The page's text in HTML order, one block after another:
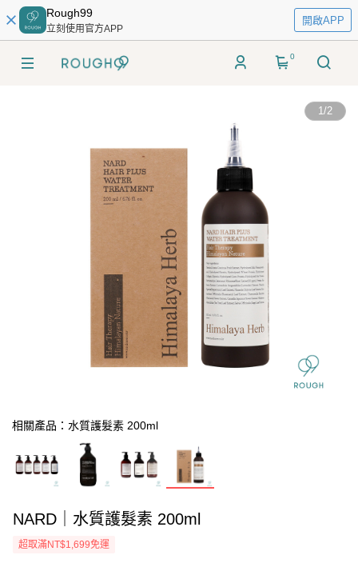
Rough99
立刻使用官方APP
開啟APP
0
1/2
相關產品：水質護髮素 200ml
NARD｜水質護髮素 200ml
超取滿NT$1,699免運